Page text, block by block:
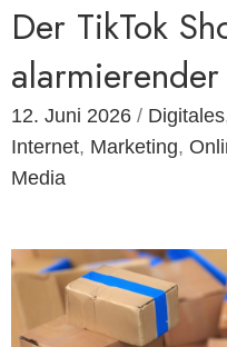
Der TikTok
alarmierender
12. Juni 2026 / Digitales
Internet, Marketing,
Media